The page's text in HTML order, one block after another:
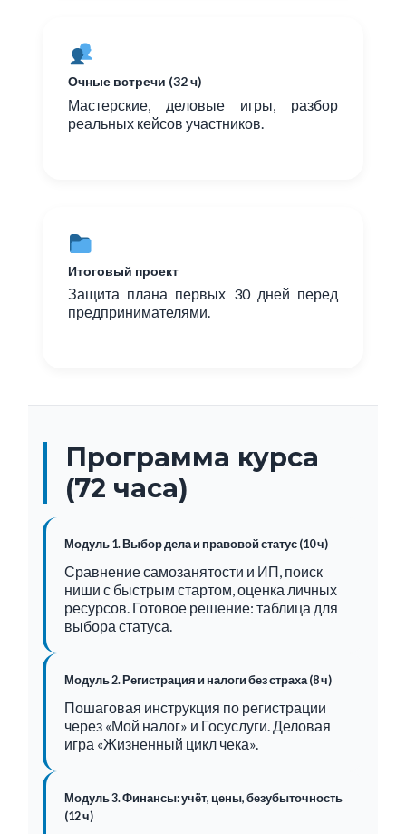
Очные встречи (32 ч)
Мастерские, деловые игры, разбор
реальных кейсов участников.
Итоговый проект
Защита плана первых 30 дней перед
предпринимателями.
Программа курса
(72 часа)
Модуль 1. Выбор дела и правовой статус (10 ч)
Сравнение самозанятости и ИП, поиск
ниши с быстрым стартом, оценка личных
ресурсов. Готовое решение: таблица для
выбора статуса.
Модуль 2. Регистрация и налоги без страха (8 ч)
Пошаговая инструкция по регистрации
через «Мой налог» и Госуслуги. Деловая
игра «Жизненный цикл чека».
Модуль 3. Финансы: учёт, цены, безубыточность
(12 ч)